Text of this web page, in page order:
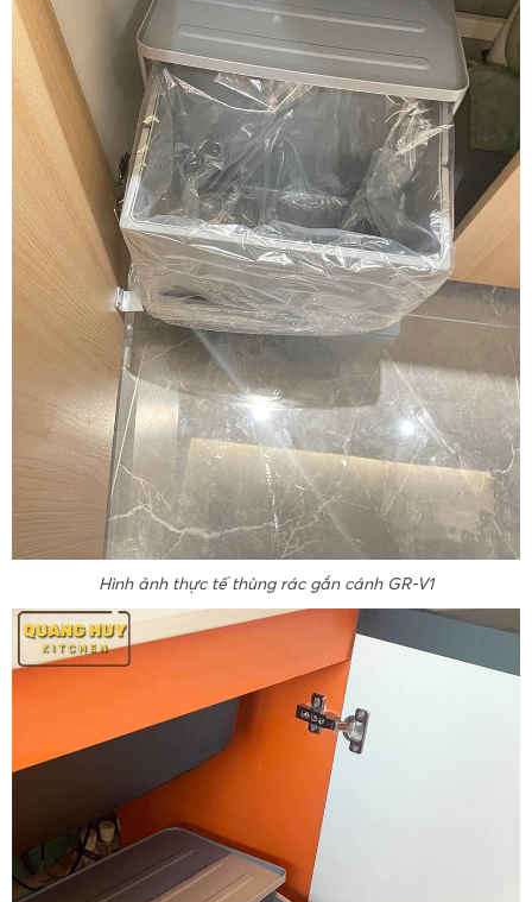
Hình ảnh thực tế thùng rác gắn cánh GR-V1